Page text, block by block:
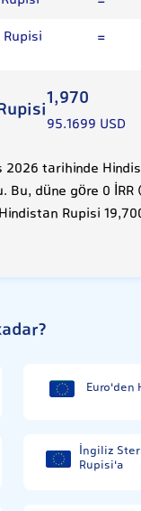
=
1,970
95.1699 USD
tarihinde
Bu, düne göre 0
Rupisi
Euro'den
İngiliz
Rupisi'a